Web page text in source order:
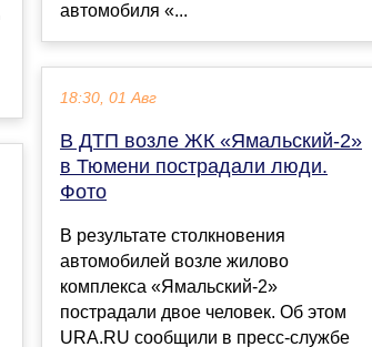
автомобиля «...
18:30, 01 Авг
В ДТП возле ЖК «Ямальский-2»
в Тюмени пострадали люди.
Фото
В результате столкновения
автомобилей возле жилово
комплекса «Ямальский-2»
пострадали двое человек. Об этом
URA.RU сообщили в пресс-службе